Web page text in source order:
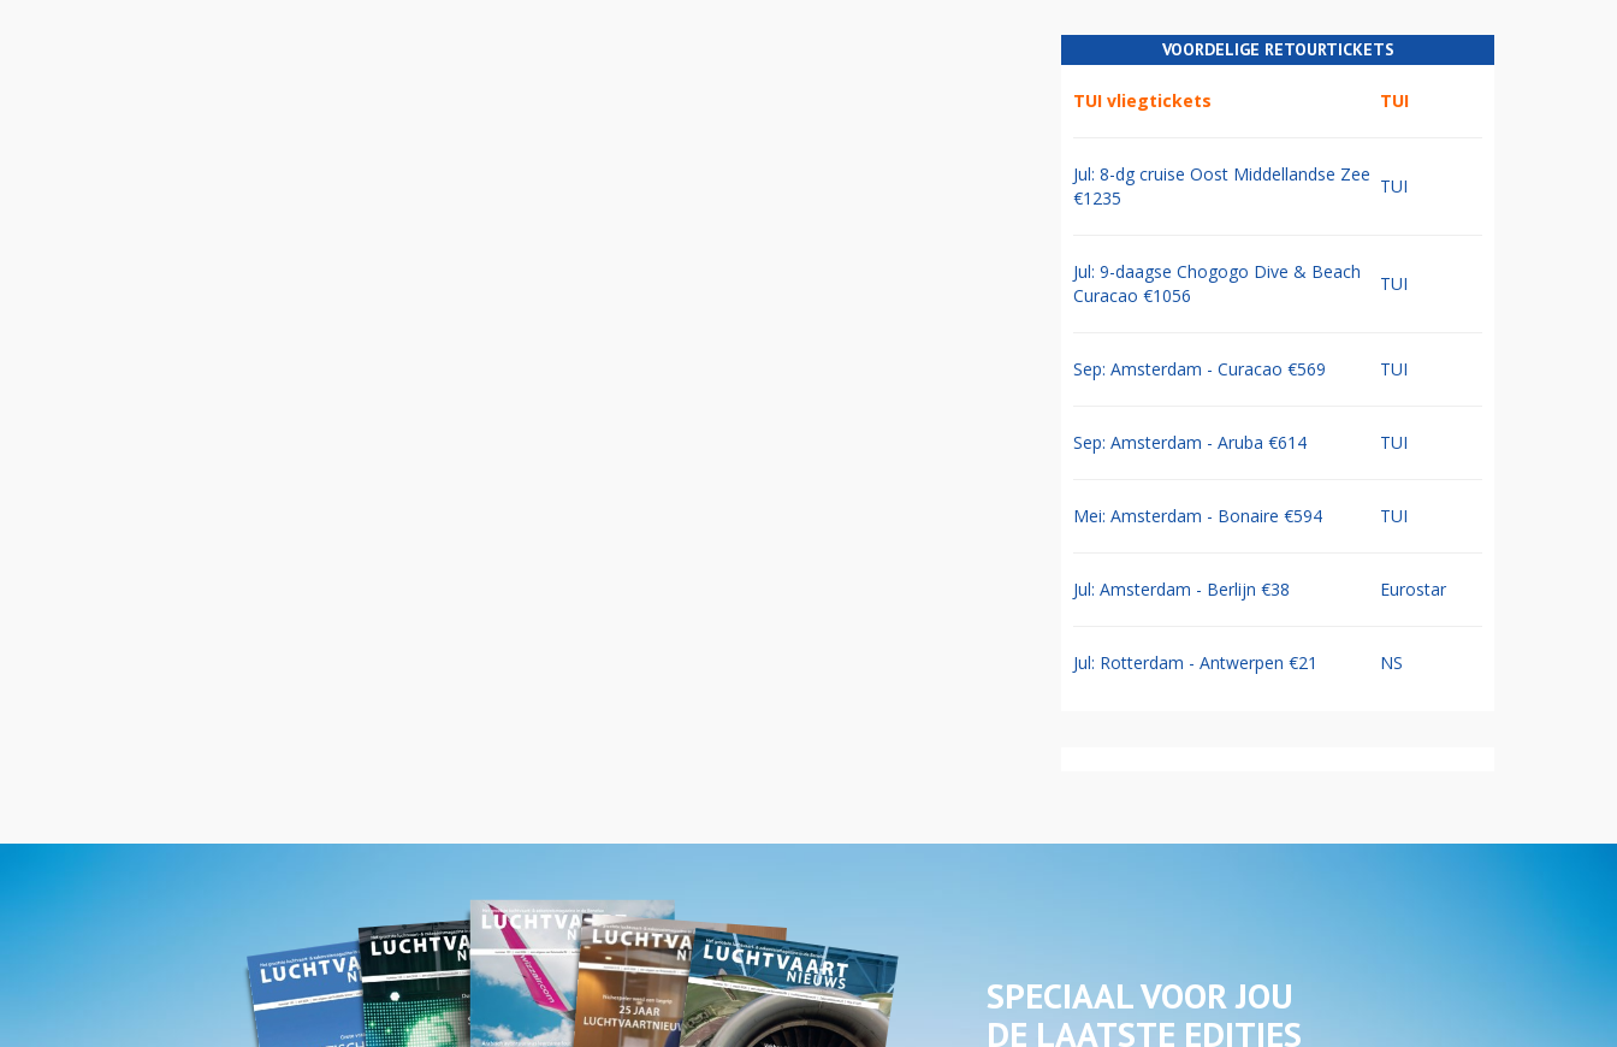
VOORDELIGE RETOURTICKETS
TUI vliegtickets TUI
Jul: 8-dg cruise Oost Middellandse Zee
€1235
TUI
Jul: 9-daagse Chogogo Dive & Beach
Curacao €1056
TUI
Sep: Amsterdam - Curacao €569 TUI
Sep: Amsterdam - Aruba €614 TUI
Mei: Amsterdam - Bonaire €594 TUI
Jul: Amsterdam - Berlijn €38 Eurostar
Jul: Rotterdam - Antwerpen €21 NS
SPECIAAL VOOR JOU
DE LAATSTE EDITIES